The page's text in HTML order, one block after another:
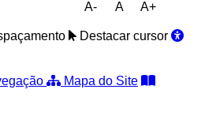
A- A A+
Destacar cursor
Mapa do Site